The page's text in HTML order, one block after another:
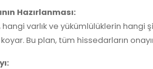
Hazırlanması:
hangi varlık ve yükümlülüklerin
Bu plan, tüm hissedarların